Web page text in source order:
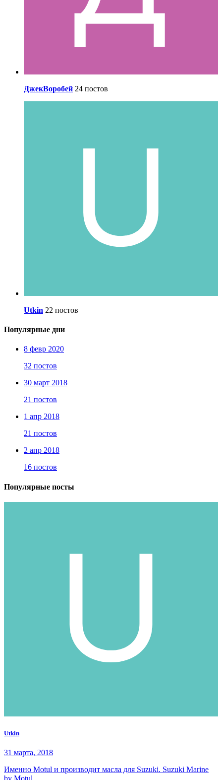
ДжекВоробей 24 постов
Utkin 22 постов
Популярные дни
8 февр 2020
32 постов
30 март 2018
21 постов
1 апр 2018
21 постов
2 апр 2018
16 постов
Популярные посты
Utkin
31 марта, 2018
Именно Motul и производит масла для Suzuki. Suzuki Marine